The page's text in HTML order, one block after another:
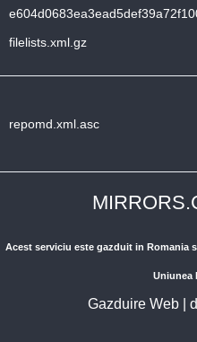
filelists.xml.gz
repomd.xml.asc
Acest serviciu este gazduit in Romania
Uniunea
Gazduire Web|